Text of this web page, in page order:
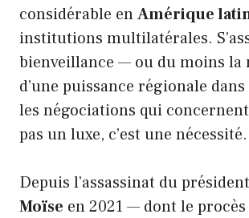
considérable enAmérique
institutions multilatérales.
bienveillance — ou du moins
d’une puissance régionale dans
les négociations qui
pas un luxe, c’est une nécessité.
Depuis l’assassinat du
Moïse en 2021 — dont le